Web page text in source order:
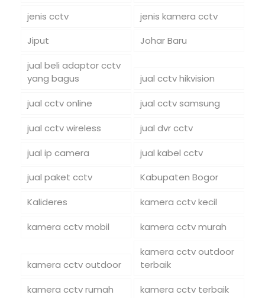
jenis cctv
jenis kamera cctv
Jiput
Johar Baru
jual beli adaptor cctv
yang bagus
jual cctv hikvision
jual cctv online
jual cctv samsung
jual cctv wireless
jual dvr cctv
jual ip camera
jual kabel cctv
jual paket cctv
Kabupaten Bogor
Kalideres
kamera cctv kecil
kamera cctv mobil
kamera cctv murah
kamera cctv outdoor
kamera cctv outdoor
terbaik
kamera cctv rumah
kamera cctv terbaik